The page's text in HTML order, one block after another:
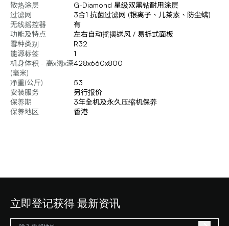
散热涂层
G-Diamond 星级双黑钻耐用涂层
过滤网
3合1 抗菌过滤网 (银离子、儿茶素、防尘螨)
无线摇控器
有
功能及特点
左右自动摇摆送风 / 易拆式面板
雪种类别
R32
能源标签
1
机身体积 - 高x阔x深
(毫米)
428x660x800
净重(公斤)
53
安装服务
另行报价
保养期
3年全机及永久压缩机保养
保养地区
香港
立即登记获得 最新资讯